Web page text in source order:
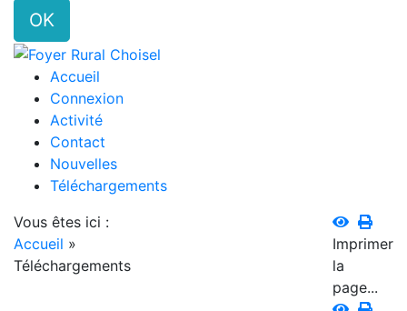
OK
Accueil
Connexion
Activité
Contact
Nouvelles
Téléchargements
Vous êtes ici :
Accueil »
Téléchargements
Imprimer
la
page...